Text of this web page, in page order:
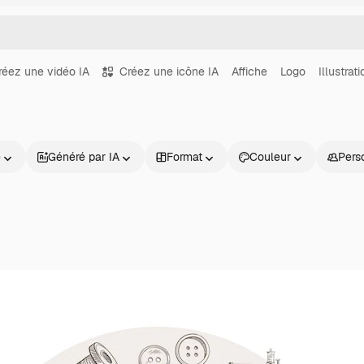
une vidéo IA Créez une icône IA Affiche Logo
Généré par IA Format Couleur
Produits Commencer